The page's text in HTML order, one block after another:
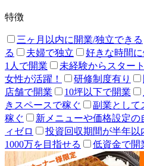
特徴
三ヶ月以内に開業/独立できる
る
夫婦で独立 好きな時間
1人で開業
未経験からスタート
女性が活躍！
研修制度有り
店舗で開業
10坪以下で開業
きスペースで稼ぐ
副業として
稼ぐ
新メニューや価格設定の
ィゼロ
投資回収期間が半年以
1000万を目指せる
低資金で開